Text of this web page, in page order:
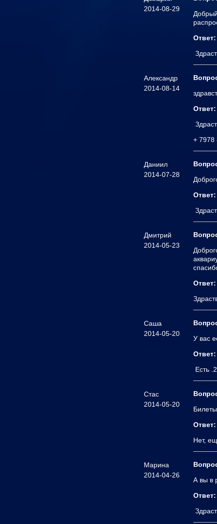
2014-08-29
Ответ:
Александр
2014-08-14
Ответ:
+ 7978
Даниил
2014-07-28
Ответ:
Дмитрий
2014-05-23
Ответ:
Саша
2014-05-20
У вас
Ответ:
Есть
Стас
2014-05-20
Ответ:
Нет,
Марина
2014-04-26
А вы в
Ответ: